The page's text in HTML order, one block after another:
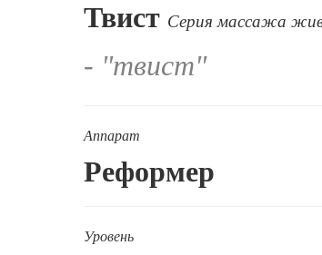
Твист Серия массажа
- "твист"
Аппарат
Реформер
Уровень